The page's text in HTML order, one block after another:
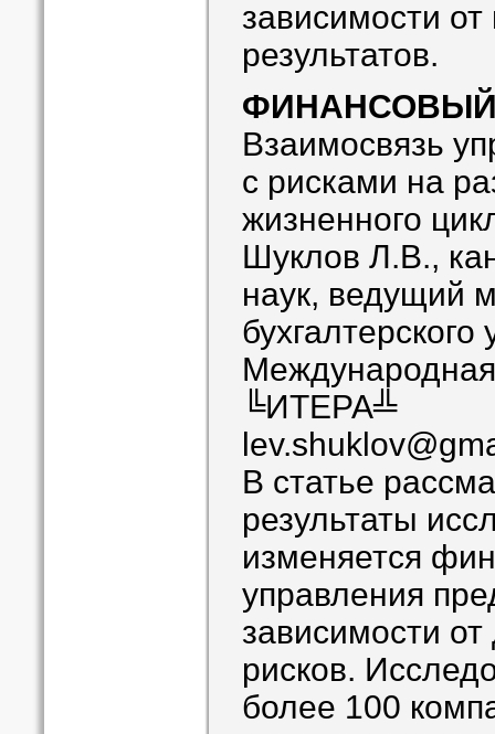
зависимости
результатов.
Взаимосвязь
c рисками на
жизненного
Шуклов Л.В.,
наук, ведущий
бухгалтерского
╚ИТЕРА╩
В статье
результаты
изменяется
управления
зависимости
рисков.
более 100